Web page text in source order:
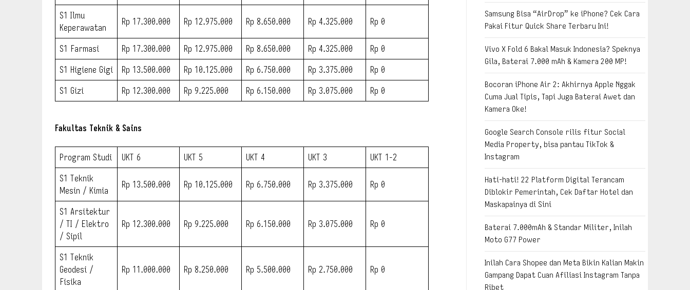
S1 Ilmu
Keperawatan
Rp 17.300.000 Rp 12.975.000 Rp 8.650.000 Rp 4.325.000 Rp 0
S1 Farmasi Rp 17.300.000 Rp 12.975.000 Rp 8.650.000 Rp 4.325.000 Rp 0
S1 Higiene Gigi Rp 13.500.000 Rp 10.125.000 Rp 6.750.000 Rp 3.375.000 Rp 0
S1 Gizi Rp 12.300.000 Rp 9.225.000 Rp 6.150.000 Rp 3.075.000 Rp 0
Fakultas Teknik & Sains
Program Studi UKT 6 UKT 5 UKT 4 UKT 3 UKT 1-2
S1 Teknik
Mesin / Kimia
Rp 13.500.000 Rp 10.125.000 Rp 6.750.000 Rp 3.375.000 Rp 0
S1 Arsitektur
/ TI / Elektro
/ Sipil
Rp 12.300.000 Rp 9.225.000 Rp 6.150.000 Rp 3.075.000 Rp 0
S1 Teknik
Geodesi /
Fisika
Rp 11.000.000 Rp 8.250.000 Rp 5.500.000 Rp 2.750.000 Rp 0
Samsung Bisa “AirDrop” ke iPhone? Cek Cara
Pakai Fitur Quick Share Terbaru Ini!
Vivo X Fold 6 Bakal Masuk Indonesia? Speknya
Gila, Baterai 7.000 mAh & Kamera 200 MP!
Bocoran iPhone Air 2: Akhirnya Apple Nggak
Cuma Jual Tipis, Tapi Juga Baterai Awet dan
Kamera Oke!
Google Search Console rilis fitur Social
Media Property, bisa pantau TikTok &
Instagram
Hati-hati! 22 Platform Digital Terancam
Diblokir Pemerintah, Cek Daftar Hotel dan
Maskapainya di Sini
Baterai 7.000mAh & Standar Militer, Inilah
Moto G77 Power
Inilah Cara Shopee dan Meta Bikin Kalian Makin
Gampang Dapat Cuan Afiliasi Instagram Tanpa
Ribet